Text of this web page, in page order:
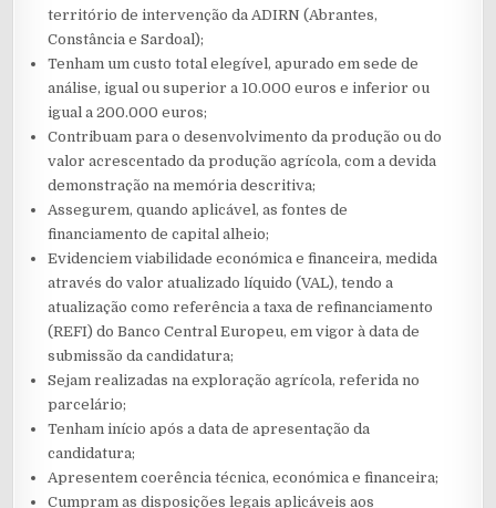
território de intervenção da ADIRN (Abrantes,
Constância e Sardoal);
Tenham um custo total elegível, apurado em sede de
análise, igual ou superior a 10.000 euros e inferior ou
igual a 200.000 euros;
Contribuam para o desenvolvimento da produção ou do
valor acrescentado da produção agrícola, com a devida
demonstração na memória descritiva;
Assegurem, quando aplicável, as fontes de
financiamento de capital alheio;
Evidenciem viabilidade económica e financeira, medida
através do valor atualizado líquido (VAL), tendo a
atualização como referência a taxa de refinanciamento
(REFI) do Banco Central Europeu, em vigor à data de
submissão da candidatura;
Sejam realizadas na exploração agrícola, referida no
parcelário;
Tenham início após a data de apresentação da
candidatura;
Apresentem coerência técnica, económica e financeira;
Cumpram as disposições legais aplicáveis aos